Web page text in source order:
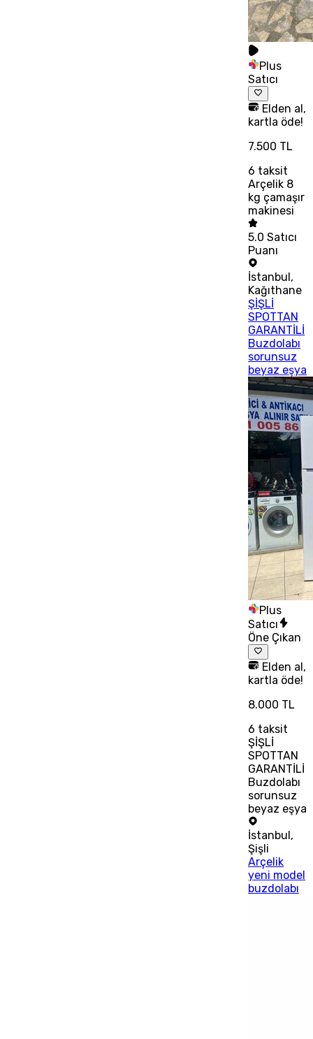
Plus
Satıcı
Elden al,
kartla öde!
7.500 TL
6 taksit
Arçelik 8
kg çamaşır
makinesi
5.0 Satıcı
Puanı
İstanbul,
Kağıthane
ŞİŞLİ
SPOTTAN
GARANTİLİ
Buzdolabı
sorunsuz
beyaz eşya
Plus
Satıcı
Öne Çıkan
Elden al,
kartla öde!
8.000 TL
6 taksit
ŞİŞLİ
SPOTTAN
GARANTİLİ
Buzdolabı
sorunsuz
beyaz eşya
İstanbul ,
Şişli
Arçelik
yeni model
buzdolabı